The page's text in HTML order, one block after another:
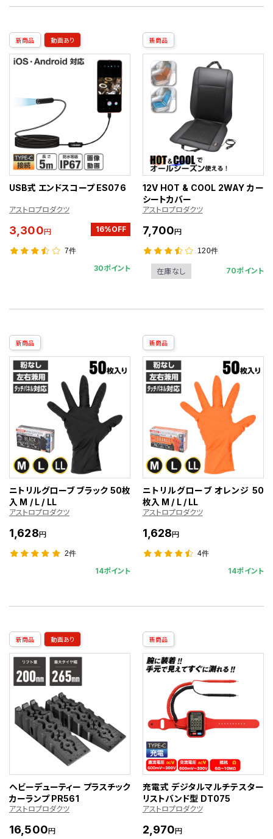
新商品 動画あり
USB式 エンドスコープ ES076
アストロプロダクツ
3,300円 16%OFF
7件
30ポイント
新商品
12V HOT & COOL 2WAY カー
シートカバー
アストロプロダクツ
7,700円
120件
在庫なし 70ポイント
新商品
ニトリルグローブ ブラック 50枚
入 M / L / LL
アストロプロダクツ
1,628円
2件
14ポイント
新商品
ニトリルグローブ オレンジ 50
枚入 M / L / LL
アストロプロダクツ
1,628円
4件
14ポイント
新商品 動画あり
ヘビーデューティー プラスチック
カーランプ PR561
アストロプロダクツ
16,500円
新商品
充電式 デジタルマルチテスター
リストバンド型 DT075
アストロプロダクツ
2,970円